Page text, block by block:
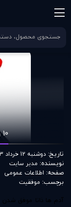
صفحه اصلی مقالات
10 راهی که افراد موفق رفته اند
تاریخ: دوشنبه 12 خرداد 1393 - 17:25
نویسنده: مدير سايت
صفحه: اطلاعات عمومی
برچسب: موفقيت
آدم ها ذاتا موفق شدن